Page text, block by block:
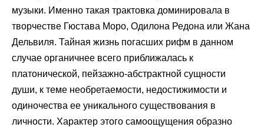
музыки. Именно такая трактовка доминировала в
творчестве Гюстава Моро, Одилона Редона или Жана
Дельвиля. Тайная жизнь погасших рифм в данном
случае органичнее всего приближалась к
платонической, пейзажно-абстрактной сущности
души, к теме необретаемости, недостижимости и
одиночества ее уникального существования в
личности. Характер этого самоощущения образно